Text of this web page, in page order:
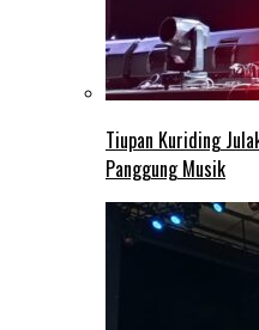
Tiupan Kuriding
Panggung Musik